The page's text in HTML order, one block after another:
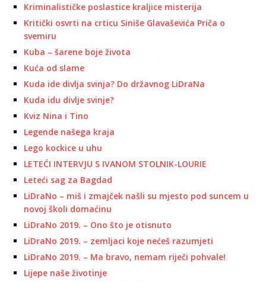
Kriminalističke poslastice kraljice misterija
Kritički osvrti na crticu Siniše Glavaševića Priča o
svemiru
Kuba – šarene boje života
Kuća od slame
Kuda ide divlja svinja? Do državnog LiDraNa
Kuda idu divlje svinje?
Kviz Nina i Tino
Legende našega kraja
Lego kockice u uhu
LETEĆI INTERVJU S IVANOM STOLNIK-LOURIE
Leteći sag za Bagdad
LiDraNo – miš i zmajček našli su mjesto pod suncem u
novoj školi domaćinu
LiDraNo 2019. – Ono što je otisnuto
LiDraNo 2019. – zemljaci koje nećeš razumjeti
LiDraNo 2019. – Ma bravo, nemam riječi pohvale!
Lijepe naše životinje